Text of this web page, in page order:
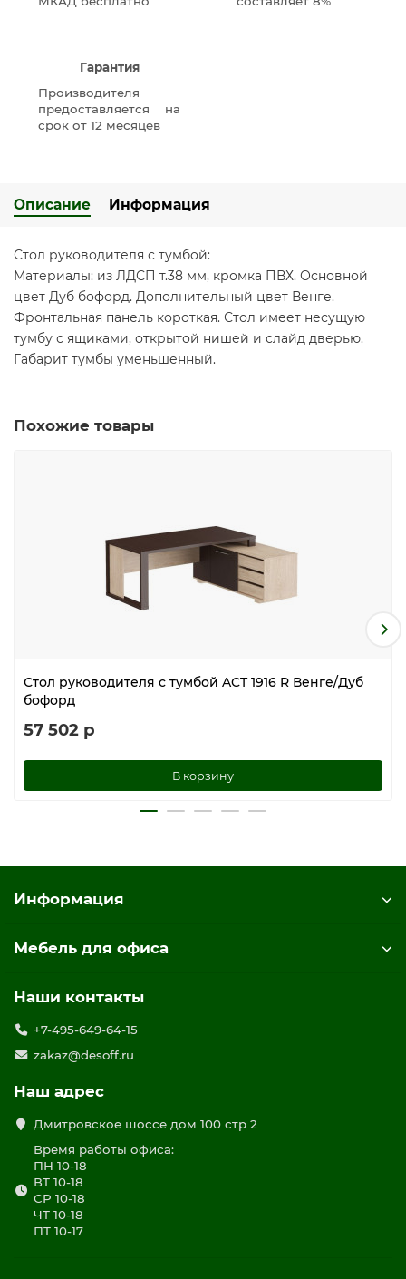
Гарантия
Производителя
предоставляется на
срок от 12 месяцев
Описание Информация
Стол руководителя с тумбой:
Материалы: из ЛДСП т.38 мм, кромка ПВХ. Основной
цвет Дуб бофорд. Дополнительный цвет Венге.
Фронтальная панель короткая. Стол имеет несущую
тумбу с ящиками, открытой нишей и слайд дверью.
Габарит тумбы уменьшенный.
Похожие товары
Стол руководителя с тумбой ACT 1916 R Венге/Дуб
бофорд
57 502 р
В корзину
Информация
Мебель для офиса
Наши контакты
+7-495-649-64-15
zakaz@desoff.ru
Наш адрес
Дмитровское шоссе дом 100 стр 2
Время работы офиса:
ПН 10-18
ВТ 10-18
СР 10-18
ЧТ 10-18
ПТ 10-17